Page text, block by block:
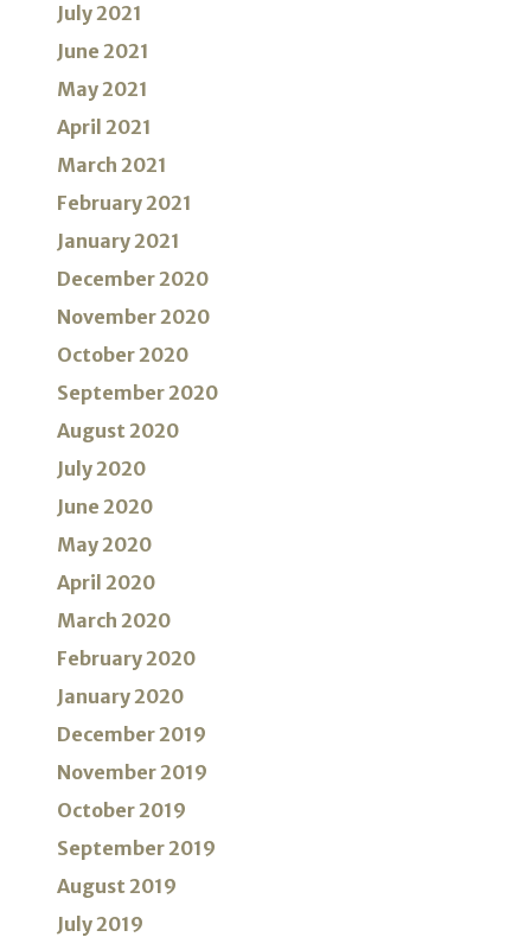
July 2021
June 2021
May 2021
April 2021
March 2021
February 2021
January 2021
December 2020
November 2020
October 2020
September 2020
August 2020
July 2020
June 2020
May 2020
April 2020
March 2020
February 2020
January 2020
December 2019
November 2019
October 2019
September 2019
August 2019
July 2019